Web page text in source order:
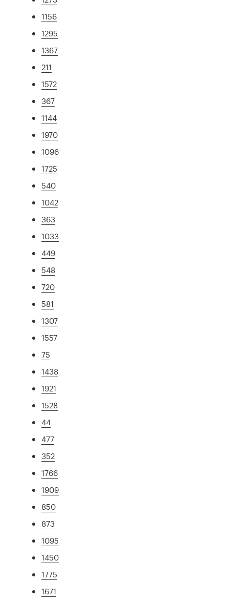
1156
1295
1367
211
1572
367
1144
1970
1096
1725
540
1042
363
1033
449
548
720
581
1307
1557
75
1438
1921
1528
44
477
352
1766
1909
850
873
1095
1450
1775
1671